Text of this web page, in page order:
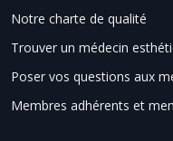
Notre charte de qualité
Trouver un médecin
Poser vos questions aux
Membres adhérents et